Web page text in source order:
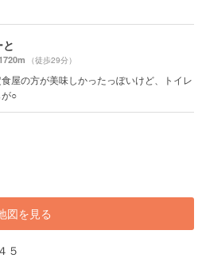
（徒歩29分）
屋の方が美味しかったっぽいけど、トイレ
○
図を見る
５